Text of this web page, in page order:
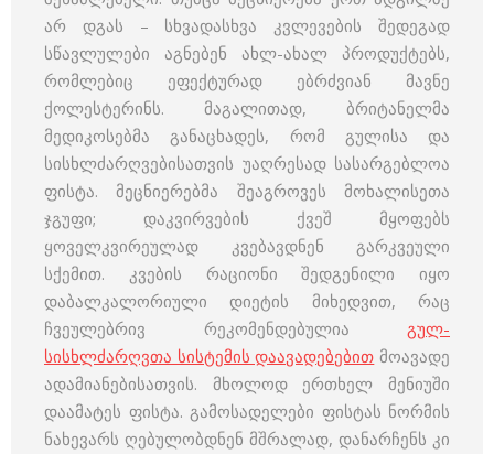
არ დგას – სხვადასხვა კვლევების შედეგად
სწავლულები აგნებენ ახლ-ახალ პროდუქტებს,
რომლებიც ეფექტურად ებრძვიან მავნე
ქოლესტერინს. მაგალითად, ბრიტანელმა
მედიკოსებმა განაცხადეს, რომ გულისა და
სისხლძარღვებისათვის უაღრესად სასარგებლოა
ფისტა. მეცნიერებმა შეაგროვეს მოხალისეთა
ჯგუფი; დაკვირვების ქვეშ მყოფებს
ყოველკვირეულად კვებავდნენ გარკვეული
სქემით. კვების რაციონი შედგენილი იყო
დაბალკალორიული დიეტის მიხედვით, რაც
ჩვეულებრივ რეკომენდებულია გულ-
სისხლძარღვთა სისტემის დაავადებებით მოავადე
ადამიანებისათვის. მხოლოდ ერთხელ მენიუში
დაამატეს ფისტა. გამოსადელები ფისტას ნორმის
ნახევარს ღებულობდნენ მშრალად, დანარჩენს კი